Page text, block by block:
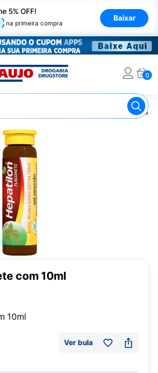
5% OFF!
na primeira compra
Baixar
0
Remédio para o Estômago e
com 10ml
10ml
Ver bula